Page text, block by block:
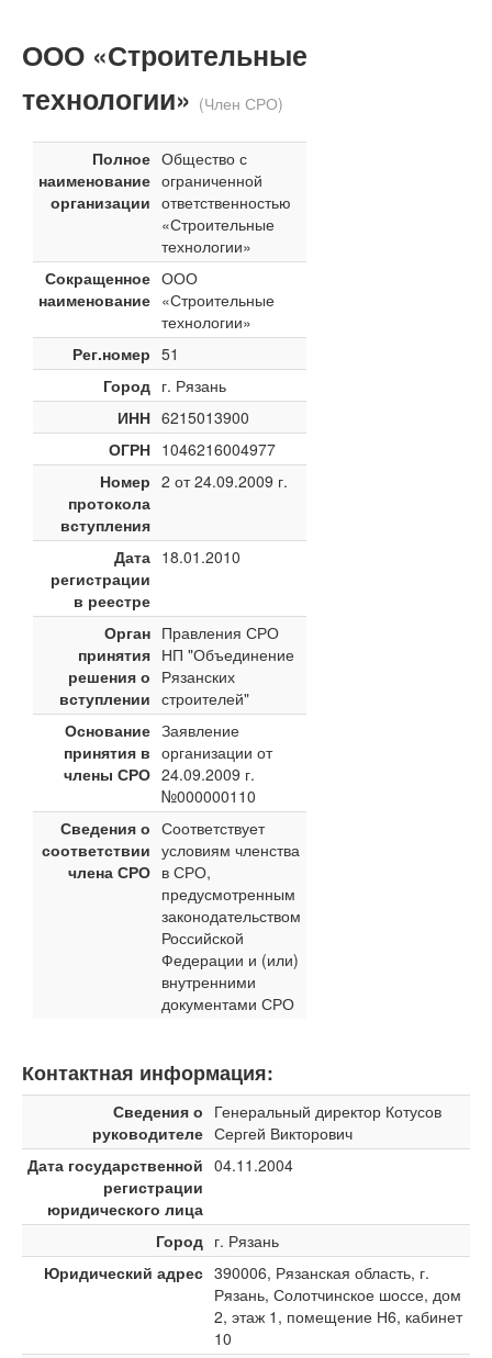
ООО «Строительные
технологии» (Член СРО)
Полное
наименование
организации
Общество с
ограниченной
ответственностью
«Строительные
технологии»
Сокращенное
наименование
ООО
«Строительные
технологии»
Рег.номер 51
Город г. Рязань
ИНН 6215013900
ОГРН 1046216004977
Номер
протокола
вступления
2 от 24.09.2009 г.
Дата
регистрации
в реестре
18.01.2010
Орган
принятия
решения о
вступлении
Правления СРО
НП "Объединение
Рязанских
строителей"
Основание
принятия в
члены СРО
Заявление
организации от
24.09.2009 г.
№000000110
Сведения о
соответствии
члена СРО
Соответствует
условиям членства
в СРО,
предусмотренным
законодательством
Российской
Федерации и (или)
внутренними
документами СРО
Контактная информация:
Сведения о
руководителе
Генеральный директор Котусов
Сергей Викторович
Дата государственной
регистрации
юридического лица
04.11.2004
Город г. Рязань
Юридический адрес 390006, Рязанская область, г.
Рязань, Солотчинское шоссе, дом
2, этаж 1, помещение Н6, кабинет
10